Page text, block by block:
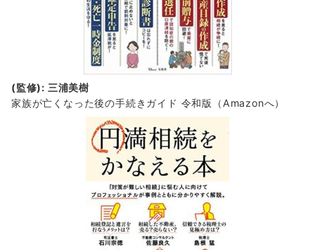
(監修): 三浦美樹
家族が亡くなった後の手続きガイド 令和版（Amazonへ）